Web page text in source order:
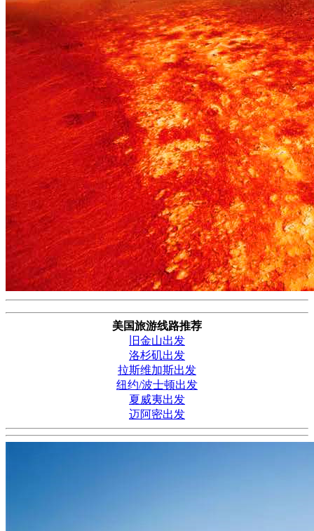
美国旅游线路推荐
旧金山出发
洛杉矶出发
拉斯维加斯出发
纽约/波士顿出发
夏威夷出发
迈阿密出发